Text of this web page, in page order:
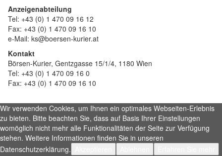
Anzeigenabteilung
Tel: +43 (0) 1 470 09 16 12
Fax: +43 (0) 1 470 09 16 10
e-Mail: ks@boersen-kurier.at
Kontakt
Börsen-Kurier, Gentzgasse 15/1/4, 1180 Wien
Tel: +43 (0) 1 470 09 16 0
Fax: +43 (0) 1 470 09 16 10
Wir verwenden Cookies, um Ihnen ein optimales Webseiten-Erlebnis
zu bieten. Bitte beachten Sie, dass auf Basis Ihrer Einstellungen
womöglich nicht mehr alle Funktionalitäten der Seite zur Verfügung
stehen. Weitere Informationen finden Sie in unseren
Datenschutzerklärung.